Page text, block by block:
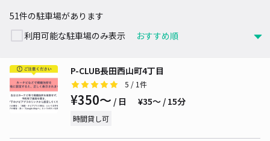
51件の駐車場があります
利用可能な駐車場のみ表示
P-CLUB長田西山町4丁目
5 / 1件
¥350〜 / 日 ¥35〜 / 15分
時間貸し可